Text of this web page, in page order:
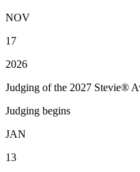
NOV
17
2026
Judging of the 2027 Stevie®
Judging begins
JAN
13